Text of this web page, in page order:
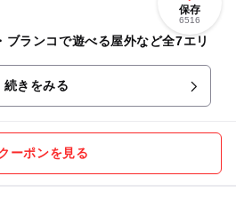
保存
6516
ランコで遊べる屋外など全7エリ
続きをみる
ーポンを見る